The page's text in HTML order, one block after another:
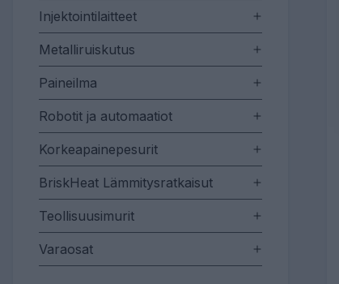
Injektointilaitteet
Metalliruiskutus
Paineilma
Robotit ja automaatiot
Korkeapainepesurit
BriskHeat Lämmitysratkaisut
Teollisuusimurit
Varaosat